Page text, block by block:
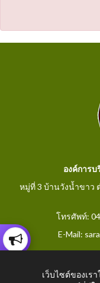
องค์การ
หมู่ที่ 3 บ้านวังน้ำขาว
โทรศัพท์:
E-Mail:
เว็บไซต์ของเร